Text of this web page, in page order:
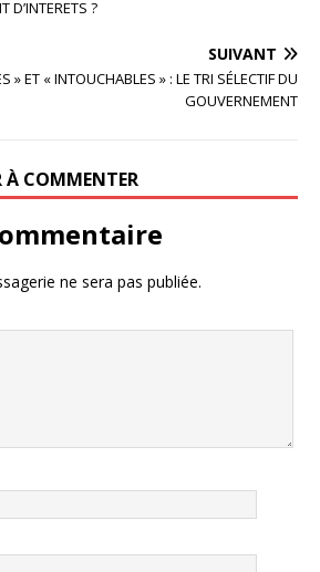
D’INTERETS ?
SUIVANT
» ET « INTOUCHABLES » : LE TRI SÉLECTIF DU
GOUVERNEMENT
À COMMENTER
ne sera pas publiée.